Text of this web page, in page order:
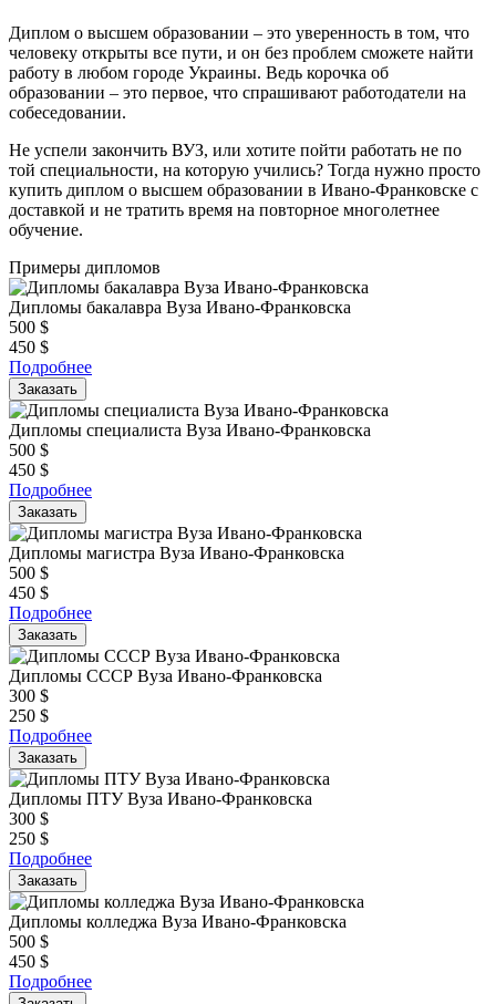
Диплом о высшем образовании – это уверенность в том, что
человеку открыты все пути, и он без проблем сможете найти
работу в любом городе Украины. Ведь корочка об
образовании – это первое, что спрашивают работодатели на
собеседовании.
Не успели закончить ВУЗ, или хотите пойти работать не по
той специальности, на которую учились? Тогда нужно просто
купить диплом о высшем образовании в Ивано-Франковске с
доставкой и не тратить время на повторное многолетнее
обучение.
Примеры дипломов
Дипломы бакалавра Вуза Ивано-Франковска
500 $
450 $
Подробнее
Заказать
Дипломы специалиста Вуза Ивано-Франковска
500 $
450 $
Подробнее
Заказать
Дипломы магистра Вуза Ивано-Франковска
500 $
450 $
Подробнее
Заказать
Дипломы СССР Вуза Ивано-Франковска
300 $
250 $
Подробнее
Заказать
Дипломы ПТУ Вуза Ивано-Франковска
300 $
250 $
Подробнее
Заказать
Дипломы колледжа Вуза Ивано-Франковска
500 $
450 $
Подробнее